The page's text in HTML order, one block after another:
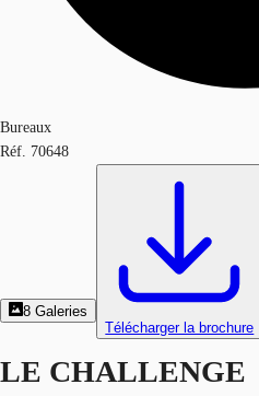
Bureaux
Réf. 70648
8 Galeries
Télécharger la brochure
LE CHALLENGE